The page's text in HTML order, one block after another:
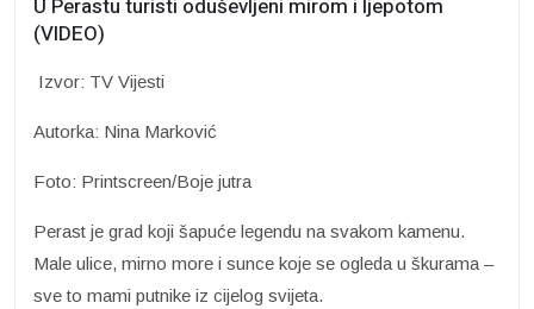
U Perastu turisti oduševljeni mirom i ljepotom
(VIDEO)
Izvor: TV Vijesti
Autorka: Nina Marković
Foto: Printscreen/Boje jutra
Perast je grad koji šapuće legendu na svakom kamenu.
Male ulice, mirno more i sunce koje se ogleda u škurama –
sve to mami putnike iz cijelog svijeta.